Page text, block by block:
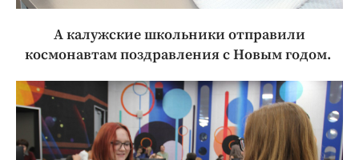
А калужские школьники отправили
космонавтам поздравления с Новым годом.